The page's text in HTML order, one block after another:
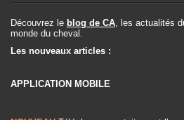
Découvrez le blog de CA, les actualités
monde du cheval.
Les nouveaux articles :
APPLICATION MOBILE